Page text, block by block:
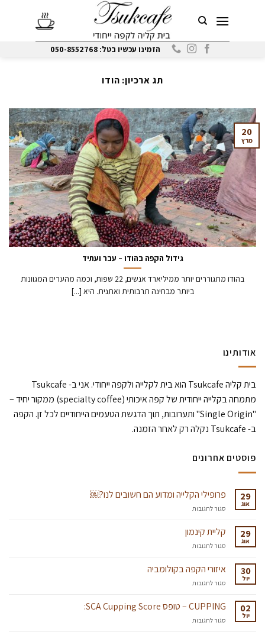
הזמינו עכשיו בטל: 050-8552768
תג ארכיון: הודו
גידול הקפה בהודו – עבר ועתיד
בהודו מתגוררים יותר ממיליארד אנשים, 22 שפות, וכמה מהערים המגוונות
ביותר מבחינה תרבותית ואתנית. היא [...]
20
מרץ
אודותינו
בית קליה Tsukcafe הוא בית לקלייה ולקפה ייחודי. אני ב- Tsukcafe
מתמחה בקלייה ייחודית של קפה איכותי (specialty coffee) ממקור יחיד –
"Single Origin" ותערובות, תוך הדגשת הטעמים הייחודיים לכל זן. הקפה
ב- Tsukcafe נקלה רק לאחר הזמנה.
פוסטים אחרונים
29
אוג
פרופילי הקלייה ומדוע הם חשובים לנו?￼
סגור לתגובות
הקלייה
ומדוע
הם
לנו?
29
אוג
קליית קינמון
סגור לתגובות
קינמון
30
יול
איזורי הקפה בקולומביה
סגור לתגובות
הקפה
02
יול
CUPPING – טופס SCA Cupping Score:
סגור לתגובות